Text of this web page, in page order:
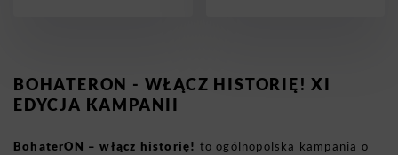
BOHATERON - WŁĄCZ HISTORIĘ! XI
EDYCJA KAMPANII
BohaterON – włącz historię! to ogólnopolska kampania o